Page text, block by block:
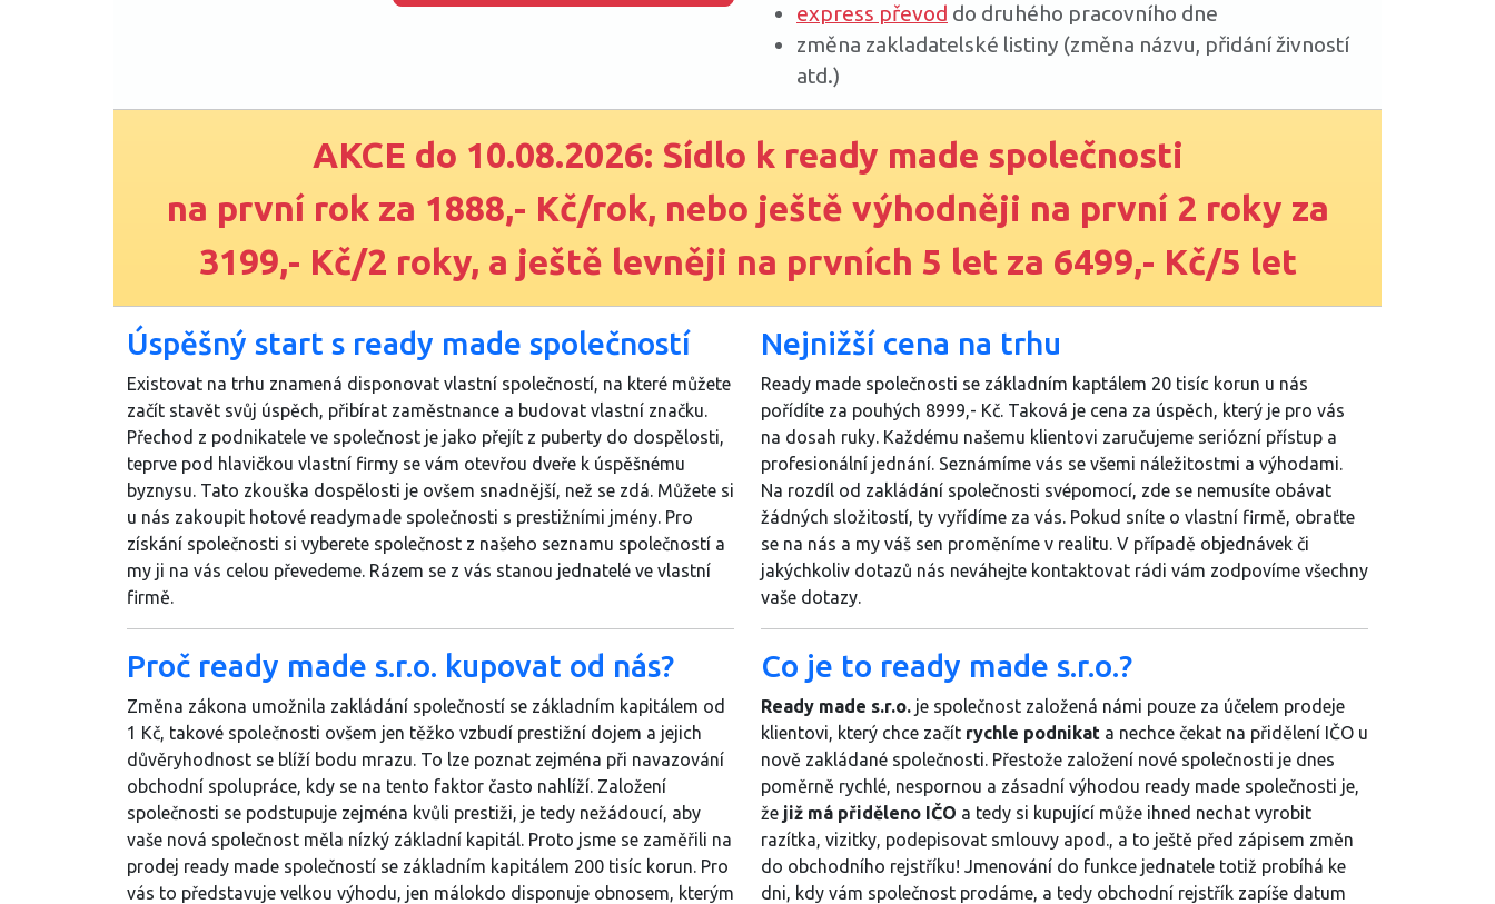
express převod do druhého pracovního dne
změna zakladatelské listiny (změna názvu, přidání živností
atd.)
AKCE do 10.08.2026: Sídlo k ready made společnosti
na první rok za 1888,- Kč/rok, nebo ještě výhodněji na první 2 roky za
3199,- Kč/2 roky, a ještě levněji na prvních 5 let za 6499,- Kč/5 let
Úspěšný start s ready made společností
Existovat na trhu znamená disponovat vlastní společností, na které můžete
začít stavět svůj úspěch, přibírat zaměstnance a budovat vlastní značku.
Přechod z podnikatele ve společnost je jako přejít z puberty do dospělosti,
teprve pod hlavičkou vlastní firmy se vám otevřou dveře k úspěšnému
byznysu. Tato zkouška dospělosti je ovšem snadnější, než se zdá. Můžete si
u nás zakoupit hotové readymade společnosti s prestižními jmény. Pro
získání společnosti si vyberete společnost z našeho seznamu společností a
my ji na vás celou převedeme. Rázem se z vás stanou jednatelé ve vlastní
firmě.
Nejnižší cena na trhu
Ready made společnosti se základním kaptálem 20 tisíc korun u nás
pořídíte za pouhých 8999,- Kč. Taková je cena za úspěch, který je pro vás
na dosah ruky. Každému našemu klientovi zaručujeme seriózní přístup a
profesionální jednání. Seznámíme vás se všemi náležitostmi a výhodami.
Na rozdíl od zakládání společnosti svépomocí, zde se nemusíte obávat
žádných složitostí, ty vyřídíme za vás. Pokud sníte o vlastní firmě, obraťte
se na nás a my váš sen proměníme v realitu. V případě objednávek či
jakýchkoliv dotazů nás neváhejte kontaktovat rádi vám zodpovíme všechny
vaše dotazy.
Proč ready made s.r.o. kupovat od nás?
Změna zákona umožnila zakládání společností se základním kapitálem od
1 Kč, takové společnosti ovšem jen těžko vzbudí prestižní dojem a jejich
důvěryhodnost se blíží bodu mrazu. To lze poznat zejména při navazování
obchodní spolupráce, kdy se na tento faktor často nahlíží. Založení
společnosti se podstupuje zejména kvůli prestiži, je tedy nežádoucí, aby
vaše nová společnost měla nízký základní kapitál. Proto jsme se zaměřili na
prodej ready made společností se základním kapitálem 200 tisíc korun. Pro
vás to představuje velkou výhodu, jen málokdo disponuje obnosem, kterým
Co je to ready made s.r.o.?
Ready made s.r.o. je společnost založená námi pouze za účelem prodeje
klientovi, který chce začít rychle podnikat a nechce čekat na přidělení IČO u
nově zakládané společnosti. Přestože založení nové společnosti je dnes
poměrně rychlé, nespornou a zásadní výhodou ready made společnosti je,
že již má přiděleno IČO a tedy si kupující může ihned nechat vyrobit
razítka, vizitky, podepisovat smlouvy apod., a to ještě před zápisem změn
do obchodního rejstříku! Jmenování do funkce jednatele totiž probíhá ke
dni, kdy vám společnost prodáme, a tedy obchodní rejstřík zapíše datum